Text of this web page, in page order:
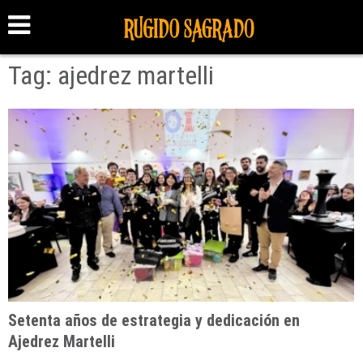
Tag: ajedrez martelli
Setenta años de estrategia y dedicación en
Ajedrez Martelli